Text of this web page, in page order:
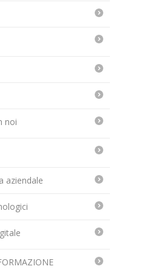
noi
aziendale